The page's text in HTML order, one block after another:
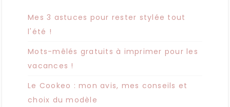
Mes 3 astuces pour rester stylée tout
l'été !
Mots-mêlés gratuits à imprimer pour les
vacances !
Le Cookeo : mon avis, mes conseils et
choix du modèle